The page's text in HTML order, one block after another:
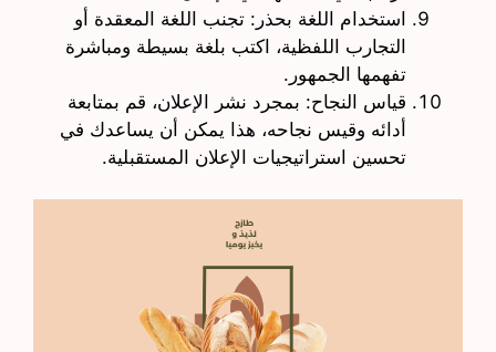
استخدام اللغة بحذر: تجنب اللغة المعقدة أو
التجارب اللفظية، اكتب بلغة بسيطة ومباشرة
تفهمها الجمهور.
قياس النجاح: بمجرد نشر الإعلان، قم بمتابعة
أدائه وقيس نجاحه، هذا يمكن أن يساعدك في
تحسين استراتيجيات الإعلان المستقبلية.